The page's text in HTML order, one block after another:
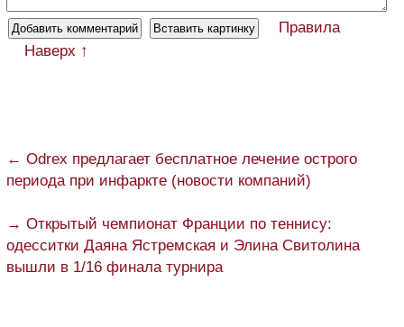
Правила
Наверх ↑
← Odrex предлагает бесплатное лечение острого
периода при инфаркте (новости компаний)
→ Открытый чемпионат Франции по теннису:
одесситки Даяна Ястремская и Элина Свитолина
вышли в 1/16 финала турнира